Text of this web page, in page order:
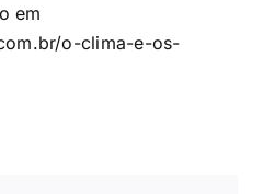
em
o-clima-e-os-